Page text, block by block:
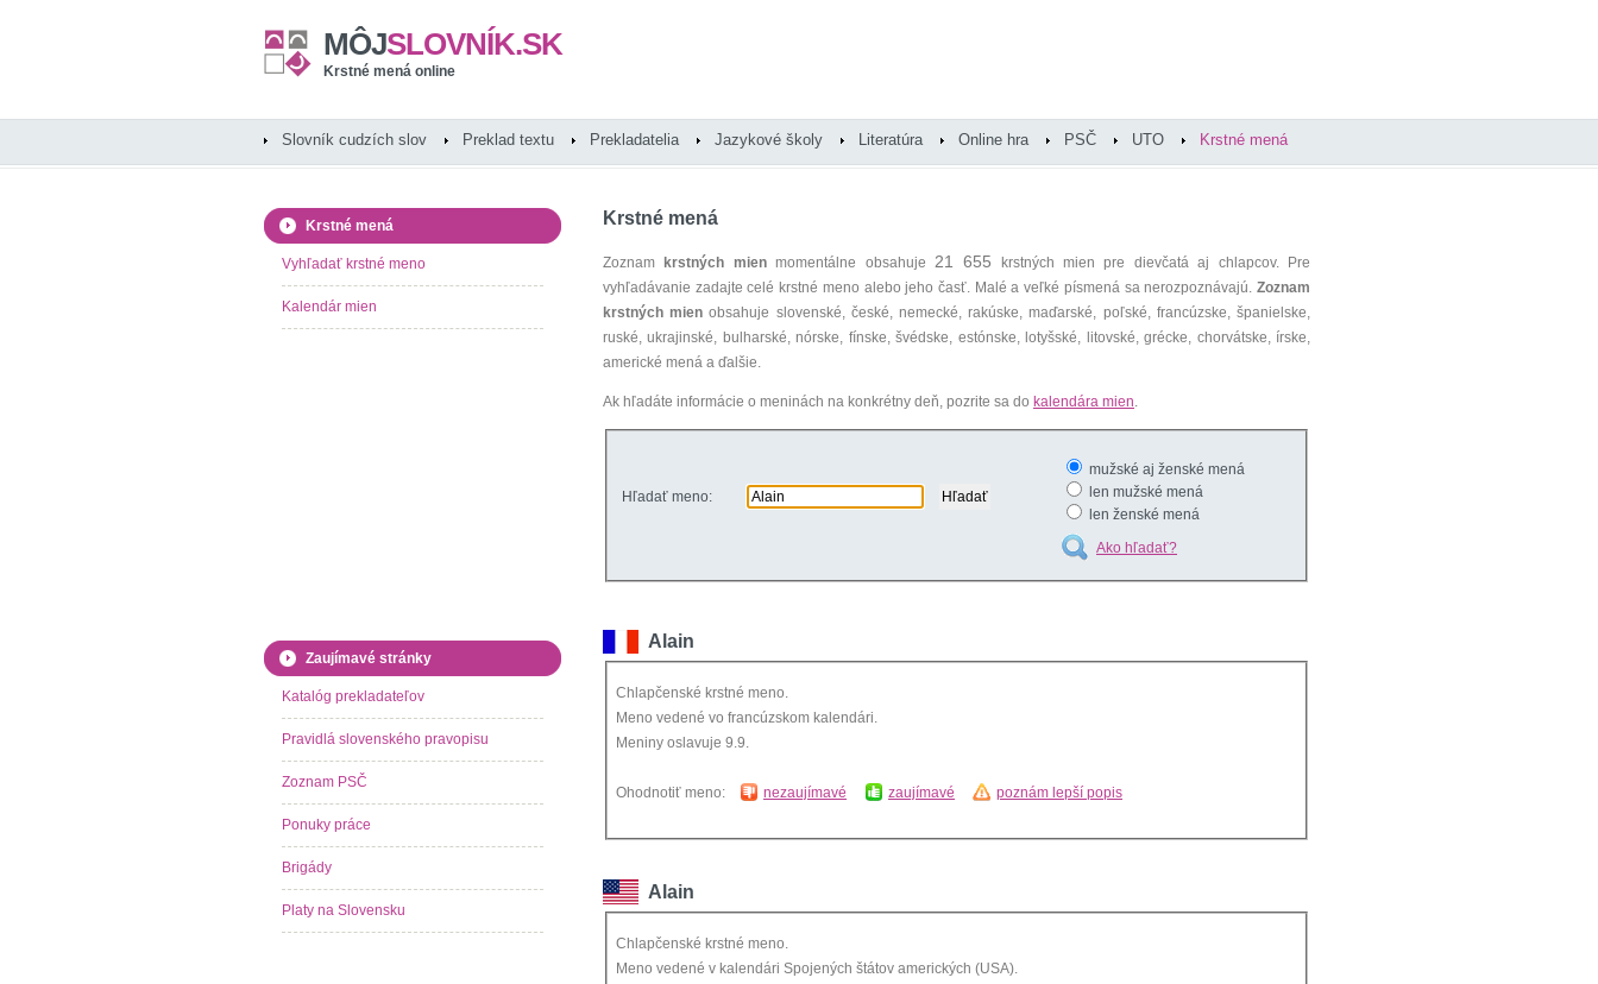
MÔJSLOVNÍK.SK
Krstné mená online
Slovník cudzích slov Preklad textu Prekladatelia Jazykové školy Literatúra Online hra PSČ UTO Krstné mená
Krstné mená
Zoznam krstných mienmomentálne obsahuje 21 655 krstných mien pre dievčatá aj chlapcov. Pre
vyhľadávanie zadajte celé krstné meno alebo jeho časť. Malé a veľké písmená sa nerozpoznávajú. Zoznam
krstných mien obsahuje slovenské, české, nemecké, rakúske, maďarské, poľské, francúzske, španielske,
ruské, ukrajinské, bulharské, nórske, fínske, švédske, estónske, lotyšské, litovské, grécke, chorvátske, írske,
americké mená a ďalšie.
Ak hľadáte informácie o meninách na konkrétny deň, pozrite sa do kalendára mien.
Hľadať meno:
mužské aj ženské mená
len mužské mená
len ženské mená
Ako hľadať?
Alain
Chlapčenské krstné meno.
Meno vedené vo francúzskom kalendári.
Meniny oslavuje 9.9.
Ohodnotiť meno: nezaujímavé zaujímavé poznám lepší popis
Alain
Chlapčenské krstné meno.
Meno vedené v kalendári Spojených štátov amerických (USA).
Krstné mená
Vyhľadať krstné meno
Kalendár mien
Zaujímavé stránky
Katalóg prekladateľov
Pravidlá slovenského pravopisu
Zoznam PSČ
Ponuky práce
Brigády
Platy na Slovensku